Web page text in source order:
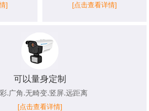
] [点击查看详情]
可以量身定制
.广角.无畸变.竖屏.远距离
[点击查看详情]